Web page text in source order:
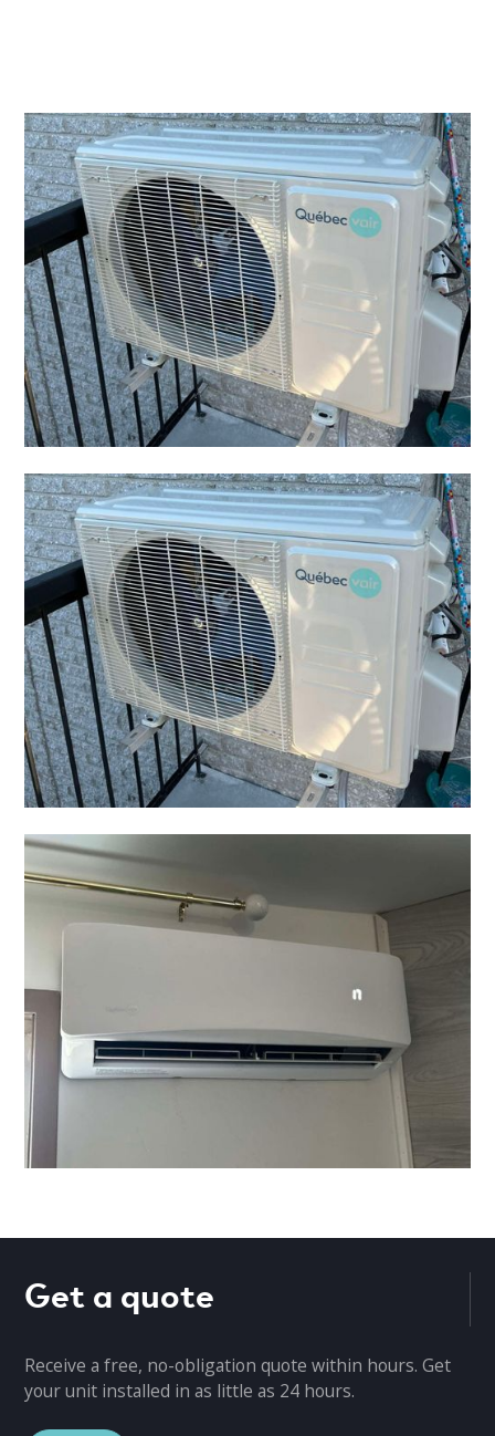
Get a quote
Receive a free, no-obligation quote within hours. Get
your unit installed in as little as 24 hours.